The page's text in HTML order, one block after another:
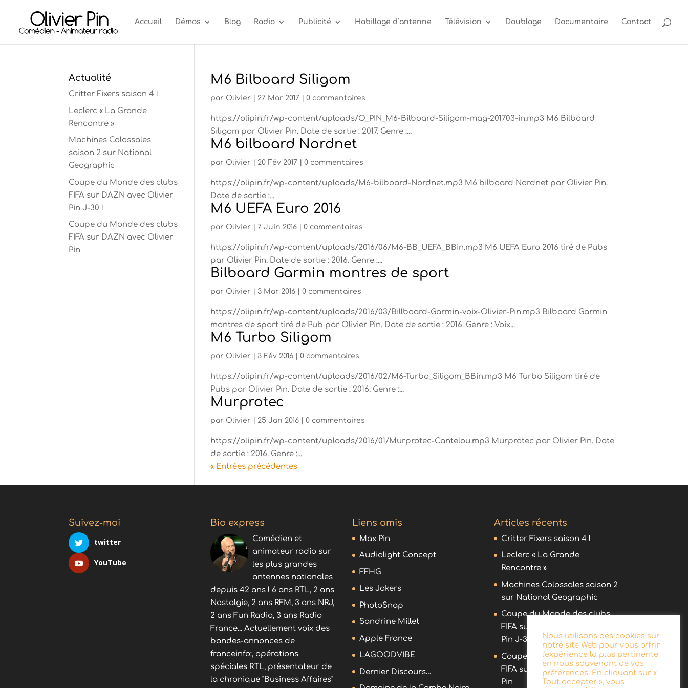
Accueil Démos Blog Radio Publicité Habillage d’antenne Télévision Doublage Documentaire Contact
M6 Bilboard Siligom
par Olivier 27 Mar 2017 |0 commentaires
https://olipin.fr/wp-content/uploads/O_PIN_M6-Bilboard-Siligom-mag-201703-in.mp3 M6 Bilboard
Siligom par Olivier Pin. Date de sortie : 2017. Genre :...
M6 bilboard Nordnet
par Olivier 20 Fév 2017 |0 commentaires
https://olipin.fr/wp-content/uploads/M6-bilboard-Nordnet.mp3 M6 bilboard Nordnet par Olivier Pin.
Date de sortie :...
M6 UEFA Euro 2016
par Olivier 7 Juin 2016 |0 commentaires
https://olipin.fr/wp-content/uploads/2016/06/M6-BB_UEFA_BBin.mp3 M6 UEFA Euro 2016 tiré de Pubs
par Olivier Pin. Date de sortie : 2016. Genre :...
Bilboard Garmin montres de sport
par Olivier 3 Mar 2016 |0 commentaires
https://olipin.fr/wp-content/uploads/2016/03/Billboard-Garmin-voix-Olivier-Pin.mp3 Bilboard Garmin
montres de sport tiré de Pub par Olivier Pin. Date de sortie : 2016. Genre : Voix...
M6 Turbo Siligom
par Olivier 3 Fév 2016 |0 commentaires
https://olipin.fr/wp-content/uploads/2016/02/M6-Turbo_Siligom_BBin.mp3 M6 Turbo Siligom tiré de
Pubs par Olivier Pin. Date de sortie : 2016. Genre :...
Murprotec
par Olivier 25 Jan 2016 |0 commentaires
https://olipin.fr/wp-content/uploads/2016/01/Murprotec-Cantelou.mp3 Murprotec par Olivier Pin. Date
de sortie : 2016. Genre :...
« Entrées précédentes
Actualité
Critter Fixers saison 4 !
Leclerc « La Grande
Rencontre »
Machines Colossales
saison 2 sur National
Geographic
Coupe du Monde des clubs
FIFA sur DAZN avec Olivier
Pin J-30 !
Coupe du Monde des clubs
FIFA sur DAZN avec Olivier
Pin
Suivez-moi
twitter
YouTube
Bio express
Comédien et
animateur radio sur
les plus grandes
antennes nationales
depuis 42 ans ! 6 ans RTL, 2 ans
Nostalgie, 2 ans RFM, 3 ans NRJ,
2 ans Fun Radio, 3 ans Radio
France... Actuellement voix des
bandes-annonces de
franceinfo:, opérations
spéciales RTL, présentateur de
la chronique "Business Affaires"
Liens amis
Max Pin
Audiolight Concept
FFHG
Les Jokers
PhotoSnap
Sandrine Millet
Apple France
LAGOODVIBE
Dernier Discours…
Articles récents
Critter Fixers saison 4 !
Leclerc « La Grande
Rencontre »
Machines Colossales saison 2
sur National Geographic
Coupe du Monde des clubs
FIFA sur DAZN avec Olivier
Pin J-30 !
Coupe du Monde des clubs
FIFA sur DAZN avec Olivier
Pin
Nous utilisons des cookies sur
notre site Web pour vous offrir
l'expérience la plus pertinente
en nous souvenant de vos
préférences. En cliquant sur «
Tout accepter », vous